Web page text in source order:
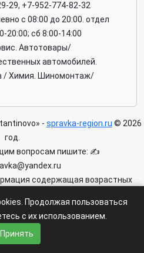
29, +7-952-774-82-32
с 08:00 до 20:00. отдел
20:00; сб 8:00-14:00
Автотовары/
автомобилей.
/ Химия. Шиномонтаж/
- spravka-region.ru © 2026
год.
вопросам пишите: ✍
содержащая возрастных
|Политика конфиденциальности
доступа к сайту
Продолжая пользоваться
с их использованием.
Принять